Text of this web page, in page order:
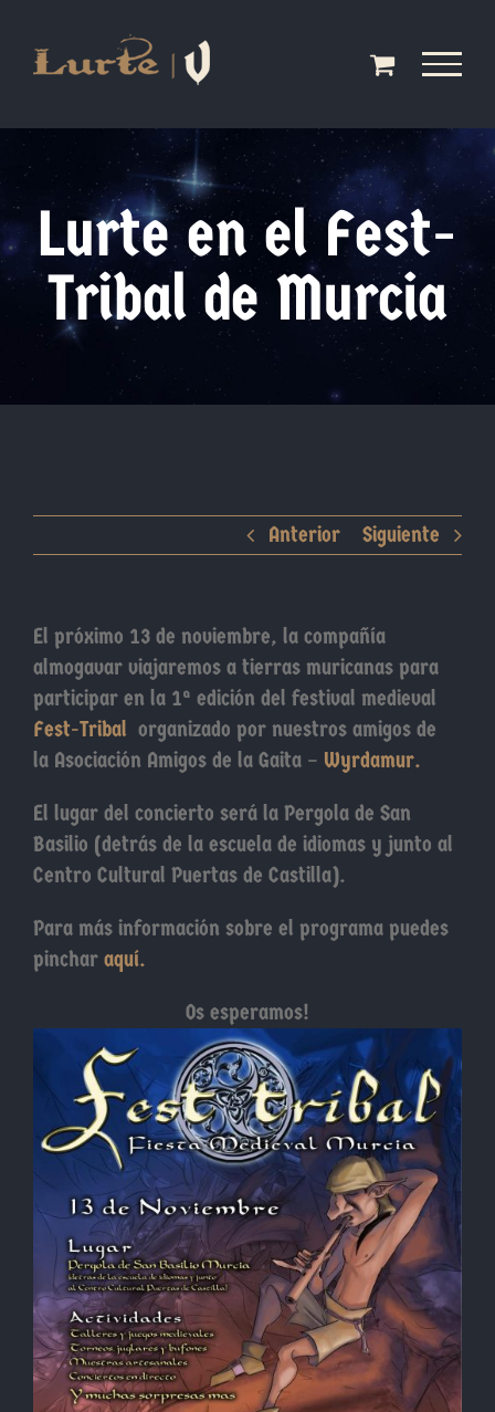
contenido
Lurte en el Fest-
Tribal de Murcia
Anterior Siguiente
El próximo 13 de noviembre, la compañía
almogavar viajaremos a tierras muricanas para
participar en la 1ª edición del festival medieval
Fest-Tribal organizado por nuestros amigos de
la Asociación Amigos de la Gaita – Wyrdamur.
El lugar del concierto será la Pergola de San
Basilio (detrás de la escuela de idiomas y junto al
Centro Cultural Puertas de Castilla).
Para más información sobre el programa puedes
pinchar aquí.
Os esperamos!